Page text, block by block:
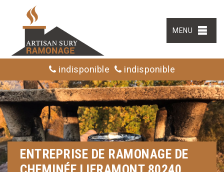
MENU
indisponible indisponible
ENTREPRISE DE RAMONAGE DE